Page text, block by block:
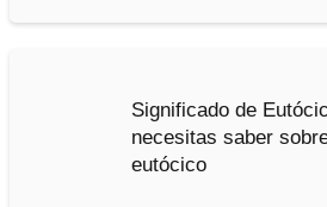
Significado de
necesitas saber
eutócico